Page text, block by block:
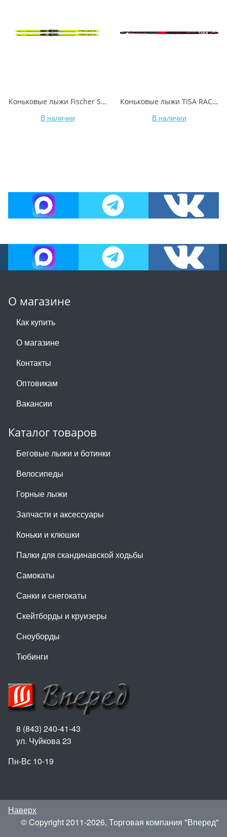
Коньковые лыжи Fischer SPEEDMAX HELIUM SKATE PLUS
В наличии
Коньковые лыжи TISA RACE CAP SKATING
В наличии
О магазине
Как купить
О магазине
Контакты
Оптовикам
Вакансии
Каталог товаров
Беговые лыжи и ботинки
Велосипеды
Горные лыжи
Запчасти и аксессуары
Коньки и клюшки
Палки для скандинавской ходьбы
Самокаты
Санки и снегокаты
Скейтборды и круизеры
Сноуборды
Тюбинги
8 (843) 240-41-43
ул. Чуйкова 23
Пн-Вс 10-19
Наверх
© Copyright 2011-2026, Торговая компания "Вперед"